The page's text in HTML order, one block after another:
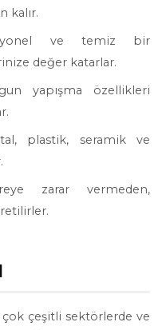
kalır.
ve temiz bir
değer katarlar.
yapışma özellikleri
plastik, seramik ve
zarar vermeden,
çeşitli sektörlerde ve